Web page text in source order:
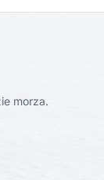
morza.